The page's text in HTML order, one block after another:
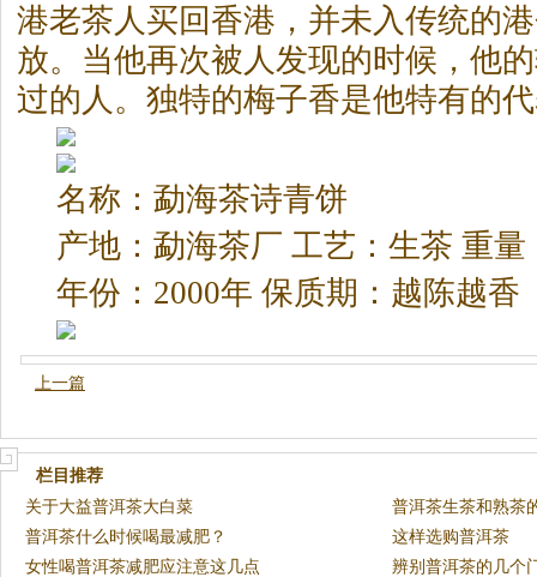
港老茶人买回香港，并未入传统的
放。当他再次被人发现的时候，他
过的人。独特的梅子香是他特有的
名称：勐海茶诗青饼
产地：勐海茶厂 工艺：生茶 重量
年份：2000年 保质期：越陈越香
上一篇
栏目推荐
关于大益普洱茶大白菜
普洱茶生茶和熟茶
普洱茶什么时候喝最减肥？
这样选购普洱茶
女性喝普洱茶减肥应注意这几点
辨别普洱茶的几个